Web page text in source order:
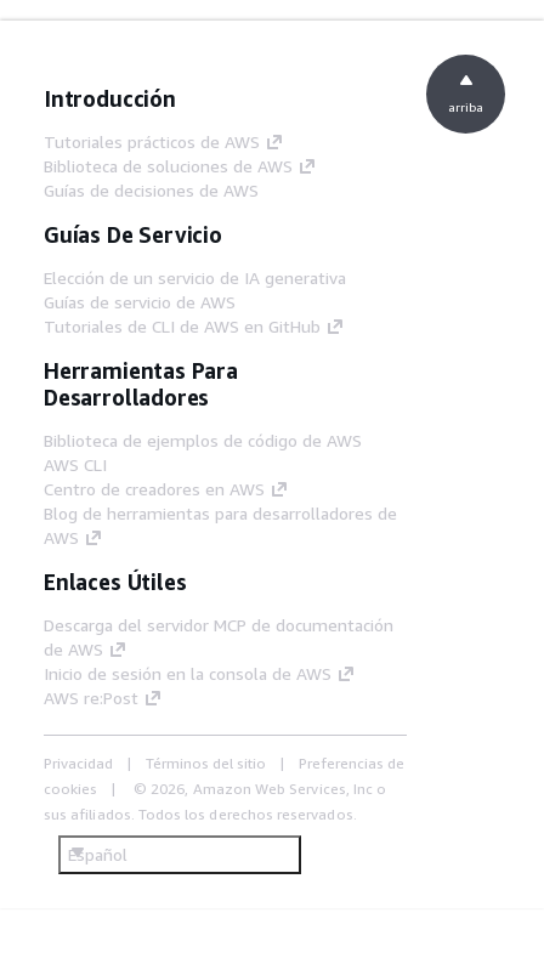
Introducción
Tutoriales prácticos de AWS
Biblioteca de soluciones de AWS
Guías de decisiones de AWS
Guías De Servicio
Elección de un servicio de IA generativa
Guías de servicio de AWS
Tutoriales de CLI de AWS en GitHub
Herramientas Para
Desarrolladores
Biblioteca de ejemplos de código de AWS
AWS CLI
Centro de creadores en AWS
Blog de herramientas para desarrolladores de
AWS
Enlaces Útiles
Descarga del servidor MCP de documentación
de AWS
Inicio de sesión en la consola de AWS
AWS re:Post
Privacidad Términos del sitio
Preferencias de
cookies
© 2026, Amazon Web Services, Inc o
sus afiliados. Todos los derechos reservados.
Español
arriba